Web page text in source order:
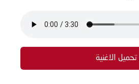
تحميل الاغنية